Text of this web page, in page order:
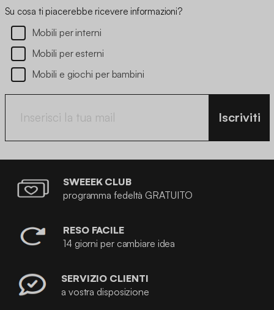
Su cosa ti piacerebbe ricevere informazioni?
Mobili per interni
Mobili per esterni
Mobili e giochi per bambini
Iscriviti
SWEEEK CLUB
programma fedeltà GRATUITO
RESO FACILE
14 giorni per cambiare idea
SERVIZIO CLIENTI
a vostra disposizione